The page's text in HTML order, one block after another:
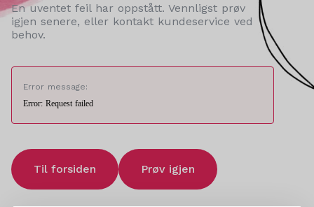
En uventet feil har oppstått. Vennligst prøv
igjen senere, eller kontakt kundeservice ved
behov.
Error message:
Error: Request failed
Til forsiden Prøv igjen